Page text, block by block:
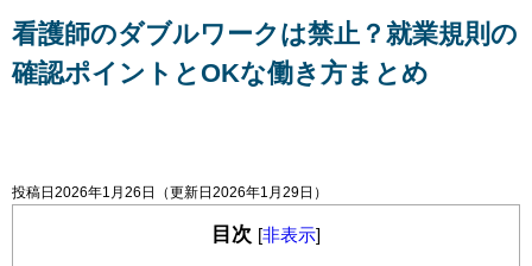
看護師のダブルワークは禁止？就業規則の
確認ポイントとOKな働き方まとめ
投稿日2026年1月26日 （更新日2026年1月29日）
目次 [非表示]